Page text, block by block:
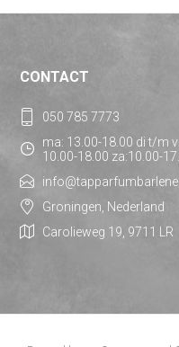
CONTACT
050 785 7773
ma: 13.00-18.00 di t/m
10.00-18.00 za:10.00-
Groningen, Nederland
Carolieweg 19, 9711 LR